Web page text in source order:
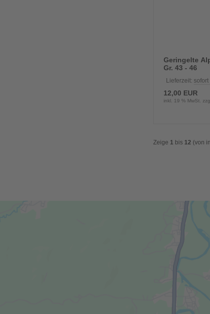
Geringelte
Gr. 43 - 46
Lieferzeit:
12,00 EUR
inkl. 19 % MwSt.
Zeige 1 bis 12 (von